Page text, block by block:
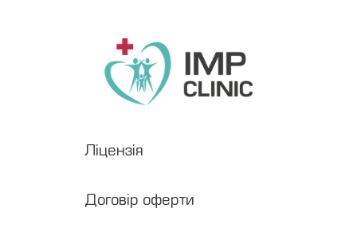
Ліцензія
Договір оферти